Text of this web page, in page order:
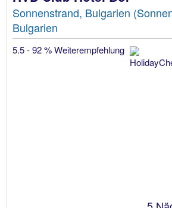
Sonnenstrand, Bulgarien
Bulgarien
5.5 - 92 % Weiterempfehlung